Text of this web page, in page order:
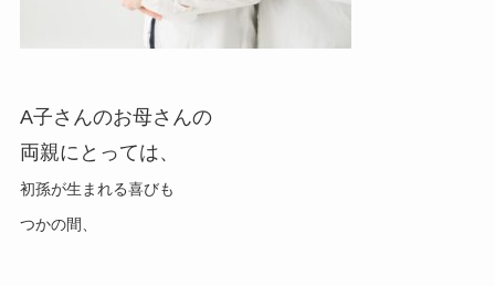
A子さんのお母さんの
両親にとっては、
初孫が生まれる喜びも
つかの間、